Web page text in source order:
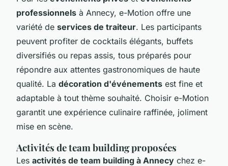
professionnels à Annecy, e-Motion offre une
variété de services de traiteur. Les participants
peuvent profiter de cocktails élégants, buffets
diversifiés ou repas assis, tous préparés pour
répondre aux attentes gastronomiques de haute
qualité. La décoration d'événements est fine et
adaptable à tout thème souhaité. Choisir e-Motion
garantit une expérience culinaire raffinée, joliment
mise en scène.
Activités de team building proposées
Les activités de team building à Annecy chez e-